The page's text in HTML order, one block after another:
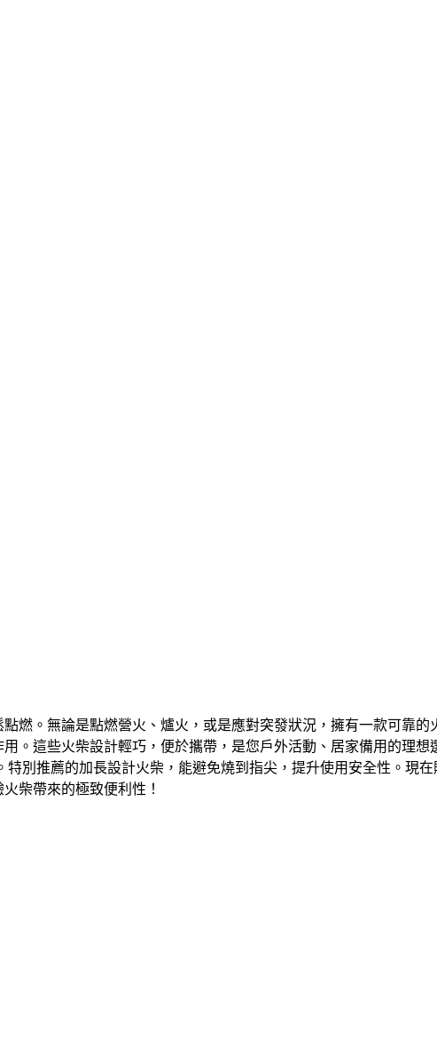
燃。無論是點燃營火、爐火，或是應對突發狀況，擁有一款可靠的
。這些火柴設計輕巧，便於攜帶，是您戶外活動、居家備用的理
別推薦的加長設計火柴，能避免燒到指尖，提升使用安全性。現
柴帶來的極致便利性！